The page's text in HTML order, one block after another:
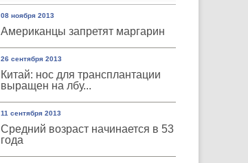
08 ноября 2013
Американцы запретят маргарин
26 сентября 2013
Китай: нос для трансплантации
выращен на лбу...
11 сентября 2013
Средний возраст начинается в 53
года